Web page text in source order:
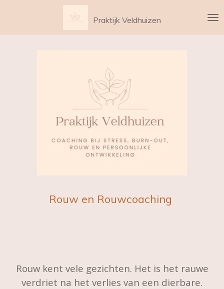
Praktijk Veldhuizen
Rouw en Rouwcoaching
Rouw kent vele gezichten. Het is het rauwe
verdriet na het verlies van een dierbare.